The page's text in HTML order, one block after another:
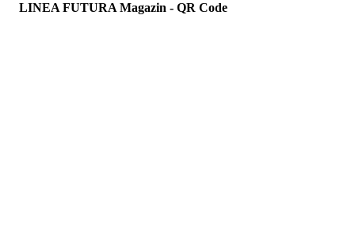
LINEA FUTURA Magazin - QR Code